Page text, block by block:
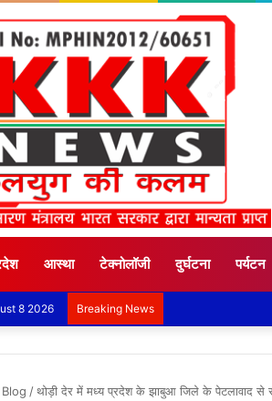
आस्था टेक्नोलॉजी दुर्घटना पर्यटन
8 2026 Breaking News
Blog /थोड़ी देर में मध्य प्रदेश के झाबुआ जिले के पेटलावाद से